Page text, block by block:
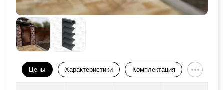
Цены Характеристики Комплектация